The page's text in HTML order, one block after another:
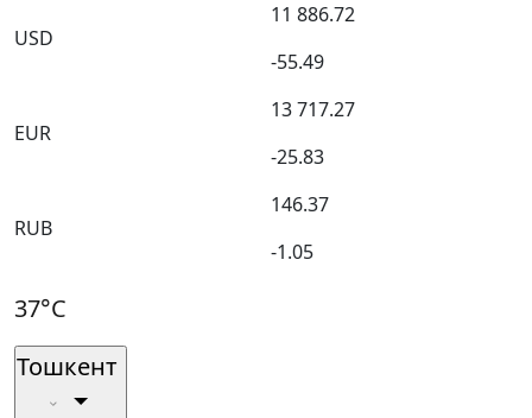
USD
11 886.72
-55.49
EUR
13 717.27
-25.83
RUB
146.37
-1.05
37°C
Тошкент